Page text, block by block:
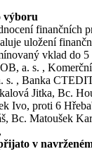
výboru
finančních
uložení
vklad do
a. s. ,
, Banka
Jitka, Bc.
Ivo, proti 6
Bc. Matoušek
v